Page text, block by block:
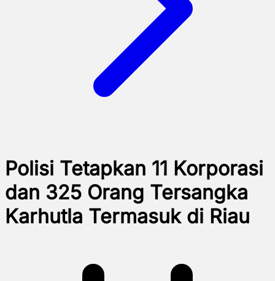
Polisi Tetapkan 11 Korporasi
dan 325 Orang Tersangka
Karhutla Termasuk di Riau